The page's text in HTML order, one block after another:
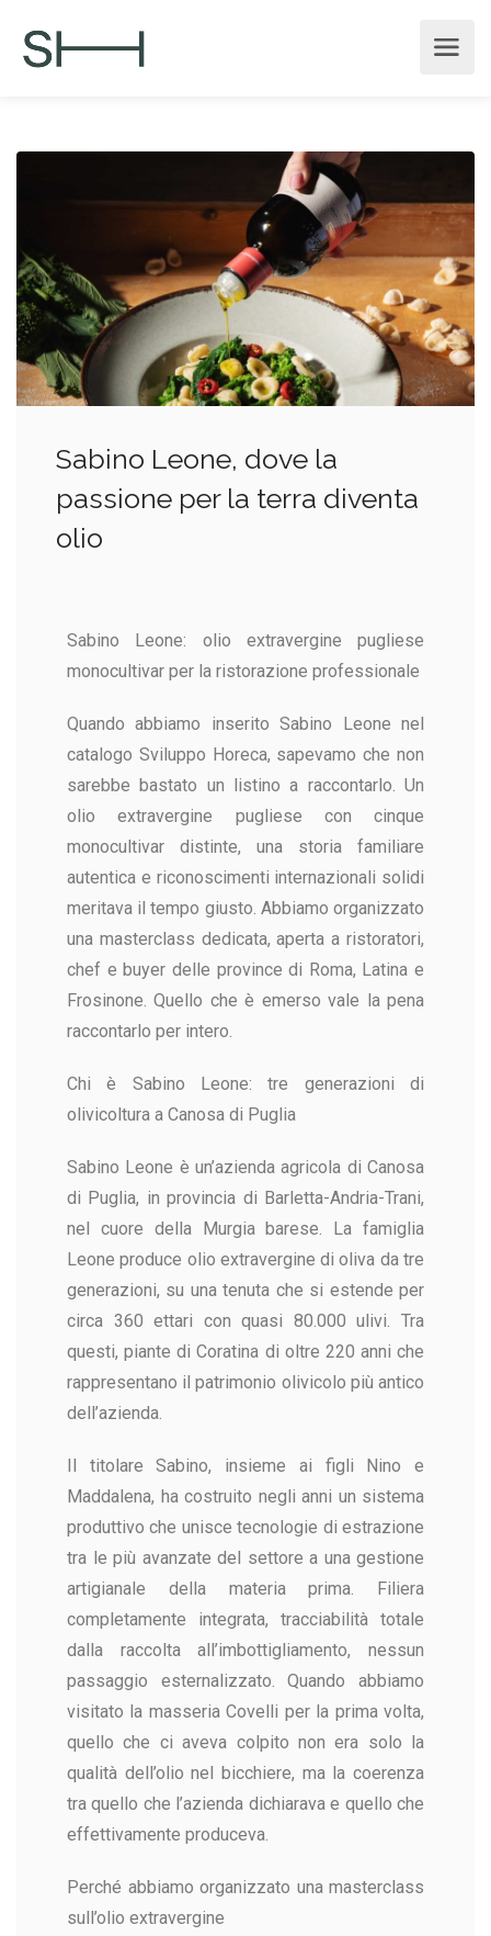
Sabino Leone, dove la
passione per la terra diventa
olio
Sabino Leone: olio extravergine pugliese
monocultivar per la ristorazione professionale
Quando abbiamo inserito Sabino Leone nel
catalogo Sviluppo Horeca, sapevamo che non
sarebbe bastato un listino a raccontarlo. Un
olio extravergine pugliese con cinque
monocultivar distinte, una storia familiare
autentica e riconoscimenti internazionali solidi
meritava il tempo giusto. Abbiamo organizzato
una masterclass dedicata, aperta a ristoratori,
chef e buyer delle province di Roma, Latina e
Frosinone. Quello che è emerso vale la pena
raccontarlo per intero.
Chi è Sabino Leone: tre generazioni di
olivicoltura a Canosa di Puglia
Sabino Leone è un’azienda agricola di Canosa
di Puglia, in provincia di Barletta-Andria-Trani,
nel cuore della Murgia barese. La famiglia
Leone produce olio extravergine di oliva da tre
generazioni, su una tenuta che si estende per
circa 360 ettari con quasi 80.000 ulivi. Tra
questi, piante di Coratina di oltre 220 anni che
rappresentano il patrimonio olivicolo più antico
dell’azienda.
Il titolare Sabino, insieme ai figli Nino e
Maddalena, ha costruito negli anni un sistema
produttivo che unisce tecnologie di estrazione
tra le più avanzate del settore a una gestione
artigianale della materia prima. Filiera
completamente integrata, tracciabilità totale
dalla raccolta all’imbottigliamento, nessun
passaggio esternalizzato. Quando abbiamo
visitato la masseria Covelli per la prima volta,
quello che ci aveva colpito non era solo la
qualità dell’olio nel bicchiere, ma la coerenza
tra quello che l’azienda dichiarava e quello che
effettivamente produceva.
Perché abbiamo organizzato una masterclass
sull’olio extravergine